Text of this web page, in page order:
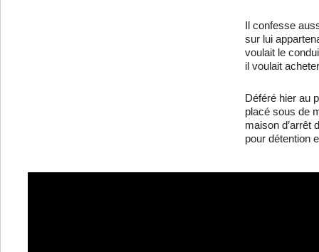
Il confesse
sur lui
voulait le
il voulait
Déféré hier au
placé sous de
maison d’arrêt
pour détention